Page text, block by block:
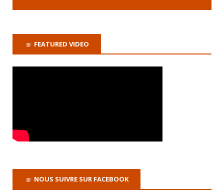
FEATURED VIDEO
NOUS SUIVRE SUR FACEBOOK